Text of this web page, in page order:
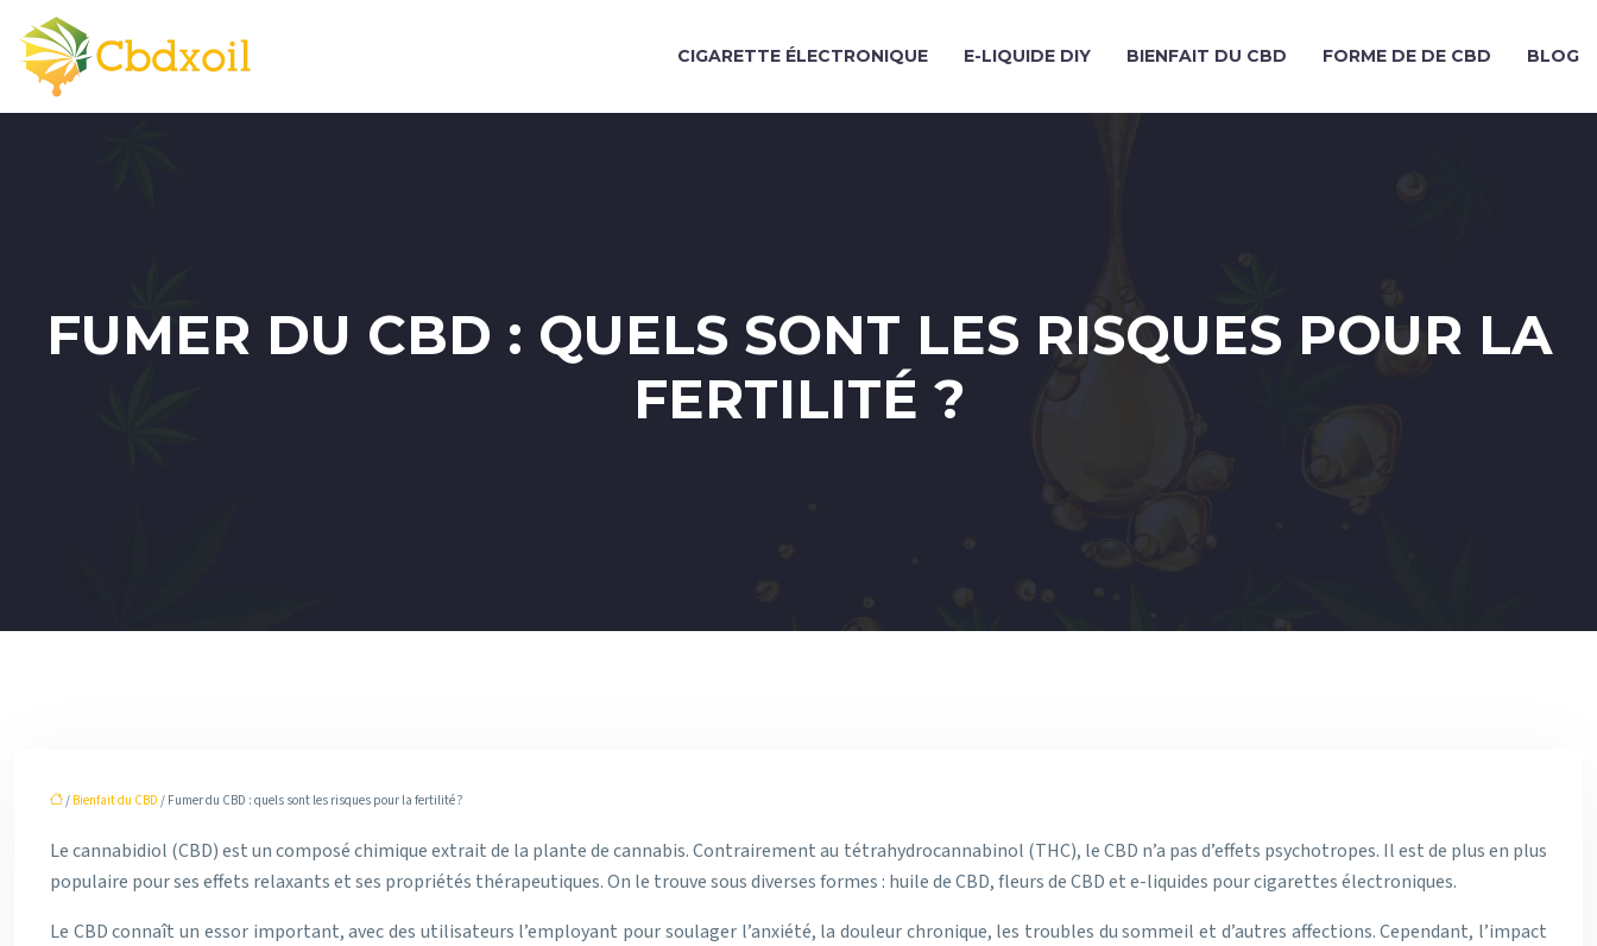
CIGARETTE ÉLECTRONIQUE E-LIQUIDE DIY BIENFAIT DU CBD FORME DE DE CBD BLOG
FUMER DU CBD : QUELS SONT LES RISQUES POUR LA
FERTILITÉ ?
/ Bienfait du CBD / Fumer du CBD : quels sont les risques pour la fertilité ?
Le cannabidiol (CBD) est un composé chimique extrait de la plante de cannabis. Contrairement au tétrahydrocannabinol (THC), le CBD n’a pas d’effets psychotropes. Il est de plus en plus
populaire pour ses effets relaxants et ses propriétés thérapeutiques. On le trouve sous diverses formes : huile de CBD, fleurs de CBD et e-liquides pour cigarettes électroniques.
Le CBD connaît un essor important, avec des utilisateurs l’employant pour soulager l’anxiété, la douleur chronique, les troubles du sommeil et d’autres affections. Cependant, l’impact